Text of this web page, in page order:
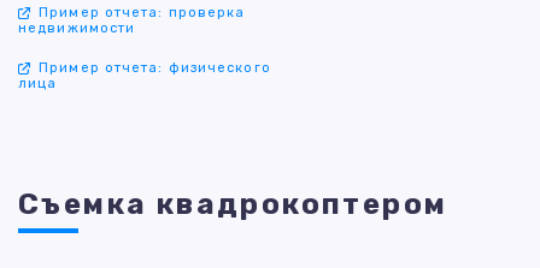
Пример отчета: проверка
недвижимости
Пример отчета: физического
лица
Съемка квадрокоптером